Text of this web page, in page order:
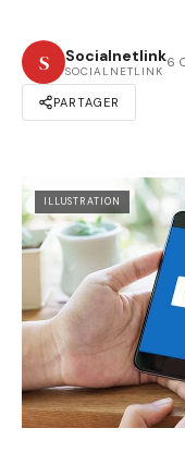
S Socialnetlink
SOCIALNETLINK
6
PARTAGER
ILLUSTRATION